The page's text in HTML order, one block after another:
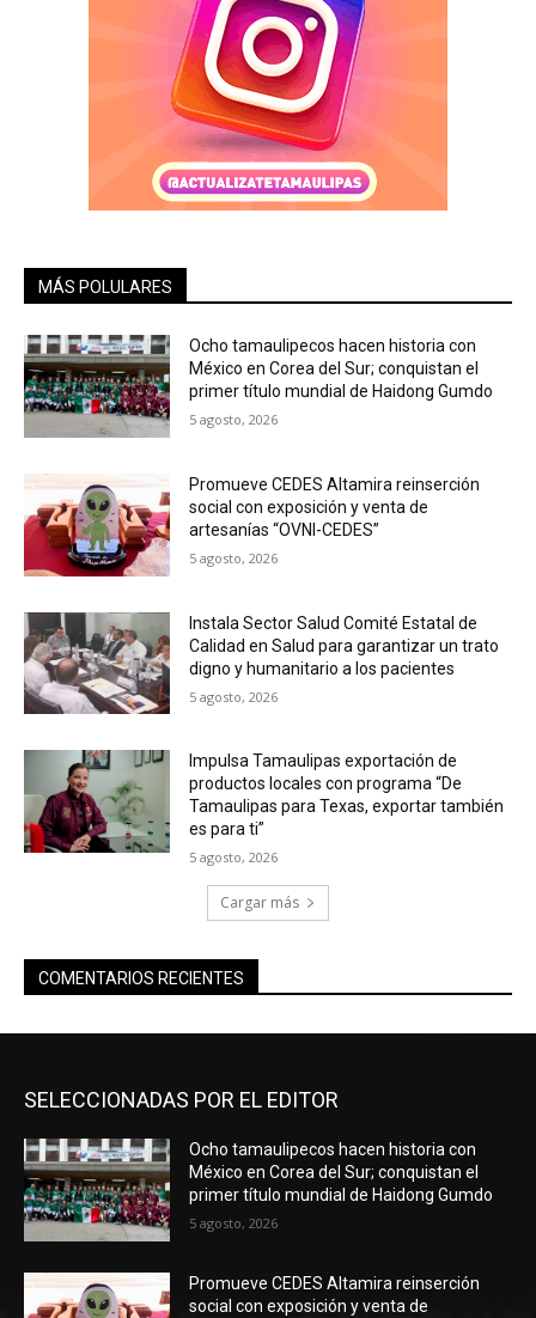
MÁS POLULARES
Ocho tamaulipecos hacen historia con
México en Corea del Sur; conquistan el
primer título mundial de Haidong Gumdo
5 agosto, 2026
Promueve CEDES Altamira reinserción
social con exposición y venta de
artesanías “OVNI-CEDES”
5 agosto, 2026
Instala Sector Salud Comité Estatal de
Calidad en Salud para garantizar un trato
digno y humanitario a los pacientes
5 agosto, 2026
Impulsa Tamaulipas exportación de
productos locales con programa “De
Tamaulipas para Texas, exportar también
es para ti”
5 agosto, 2026
Cargar más
COMENTARIOS RECIENTES
SELECCIONADAS POR EL EDITOR
Ocho tamaulipecos hacen historia con
México en Corea del Sur; conquistan el
primer título mundial de Haidong Gumdo
5 agosto, 2026
Promueve CEDES Altamira reinserción
social con exposición y venta de